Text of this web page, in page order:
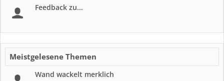
Feedback zu...
Meistgelesene Themen
Wand wackelt merklich